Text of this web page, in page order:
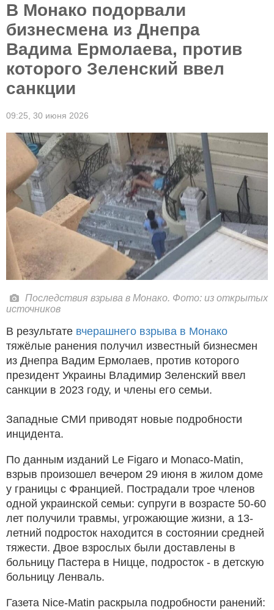
В Монако подорвали
бизнесмена из Днепра
Вадима Ермолаева, против
которого Зеленский ввел
санкции
09:25, 30 июня 2026
Последствия взрыва в Монако. Фото: из открытых
источников
В результате вчерашнего взрыва в Монако
тяжёлые ранения получил известный бизнесмен
из Днепра Вадим Ермолаев, против которого
президент Украины Владимир Зеленский ввел
санкции в 2023 году, и члены его семьи.
Западные СМИ приводят новые подробности
инцидента.
По данным изданий Le Figaro и Monaco-Matin,
взрыв произошел вечером 29 июня в жилом доме
у границы с Францией. Пострадали трое членов
одной украинской семьи: супруги в возрасте 50-60
лет получили травмы, угрожающие жизни, а 13-
летний подросток находится в состоянии средней
тяжести. Двое взрослых были доставлены в
больницу Пастера в Ницце, подросток - в детскую
больницу Ленваль.
Газета Nice-Matin раскрыла подробности ранений: